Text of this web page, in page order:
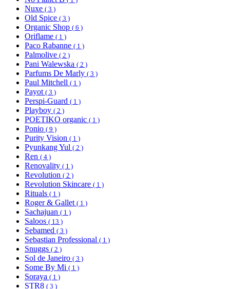
Nuxe ( 3 )
Old Spice ( 3 )
Organic Shop ( 6 )
Oriflame ( 1 )
Paco Rabanne ( 1 )
Palmolive ( 2 )
Pani Walewska ( 2 )
Parfums De Marly ( 3 )
Paul Mitchell ( 1 )
Payot ( 3 )
Perspi-Guard ( 1 )
Playboy ( 2 )
POETIKO organic ( 1 )
Ponio ( 9 )
Purity Vision ( 1 )
Pyunkang Yul ( 2 )
Ren ( 4 )
Renovality ( 1 )
Revolution ( 2 )
Revolution Skincare ( 1 )
Rituals ( 1 )
Roger & Gallet ( 1 )
Sachajuan ( 1 )
Saloos ( 13 )
Sebamed ( 3 )
Sebastian Professional ( 1 )
Snuggs ( 2 )
Sol de Janeiro ( 3 )
Some By Mi ( 1 )
Soraya ( 1 )
STR8 ( 3 )